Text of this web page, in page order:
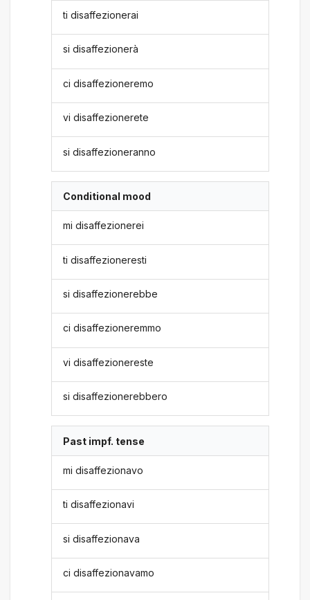
ti disaffezionerai
si disaffezionerà
ci disaffezioneremo
vi disaffezionerete
si disaffezioneranno
Conditional mood
mi disaffezionerei
ti disaffezioneresti
si disaffezionerebbe
ci disaffezioneremmo
vi disaffezionereste
si disaffezionerebbero
Past impf. tense
mi disaffezionavo
ti disaffezionavi
si disaffezionava
ci disaffezionavamo